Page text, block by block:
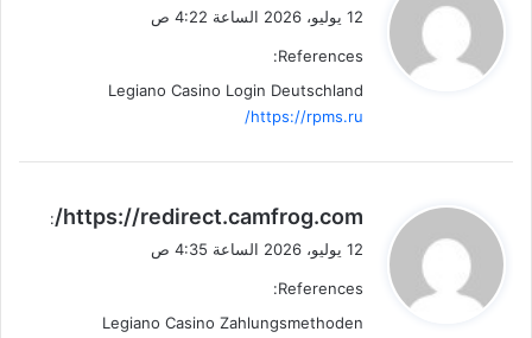
ق
ل
12 يوليو، 2026 الساعة 4:22 ص
References:
Legiano Casino Login Deutschland
https://rpms.ru/
ي
ق
ل
https://redirect.camfrog.com/
:
12 يوليو، 2026 الساعة 4:35 ص
References:
Legiano Casino Zahlungsmethoden